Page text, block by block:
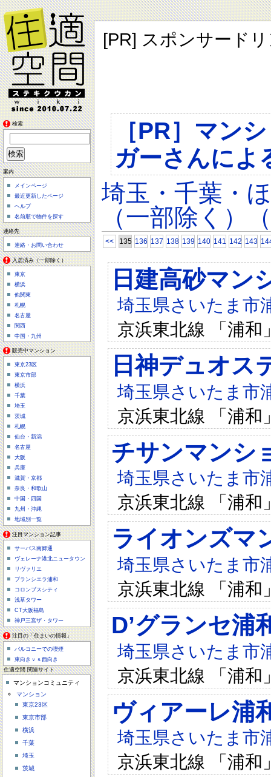
[PR] スポンサード
［PR］マン
ガーさんによ
埼玉・千葉・
（一部除く）
<< 135 136 137 138 139 140 141 142 143
日建高砂マン
埼玉県さいたま市
京浜東北線 「浦和
日神デュオス
埼玉県さいたま市
京浜東北線 「浦和
チサンマンシ
埼玉県さいたま市
京浜東北線 「浦和
ライオンズマ
埼玉県さいたま市
京浜東北線 「浦和
D’グランセ浦
埼玉県さいたま市
京浜東北線 「浦和
ヴィアーレ浦
埼玉県さいたま市
京浜東北線 「浦和
検索
案内
メインページ
最近更新したページ
ヘルプ
名前順で物件を探す
連絡先
連絡・お問い合わせ
入居済み（一部除く）
東京
横浜
他関東
札幌
名古屋
関西
中国・九州
販売中マンション
東京23区
東京市部
横浜
千葉
埼玉
茨城
札幌
仙台・新潟
名古屋
大阪
兵庫
滋賀・京都
奈良・和歌山
中国・四国
九州・沖縄
地域別一覧
注目マンション記事
サーパス南郷通
ヴェレーナ港北ニュータウン
リヴァリエ
ブランシエラ浦和
コロンブスシティ
浅草タワー
CT大阪福島
神戸三宮ザ・タワー
注目の「住まいの情報」
バルコニーでの喫煙
東向きｖｓ西向き
住適空間 関連サイト
マンションコミュニティ
マンション
東京23区
東京市部
横浜
千葉
埼玉
茨城